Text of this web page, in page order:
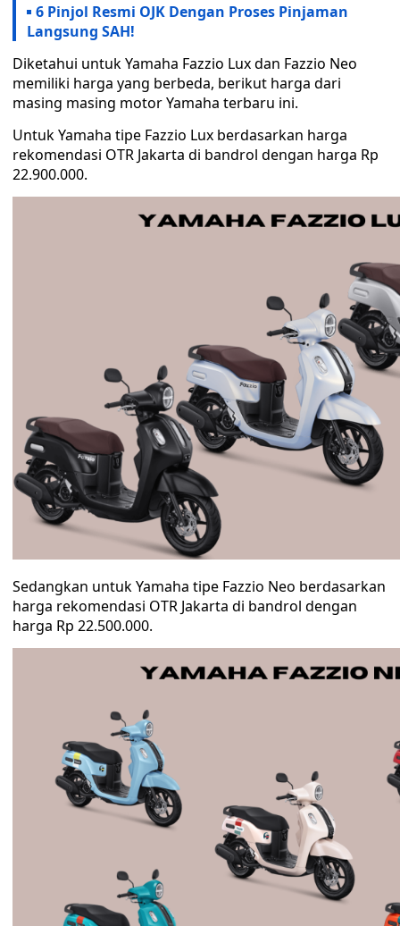
6 Pinjol Resmi OJK Dengan Proses Pinjaman
Langsung SAH!
Diketahui untuk Yamaha Fazzio Lux dan Fazzio Neo
memiliki harga yang berbeda, berikut harga dari
masing masing motor Yamaha terbaru ini.
Untuk Yamaha tipe Fazzio Lux berdasarkan harga
rekomendasi OTR Jakarta di bandrol dengan harga Rp
22.900.000.
Sedangkan untuk Yamaha tipe Fazzio Neo berdasarkan
harga rekomendasi OTR Jakarta di bandrol dengan
harga Rp 22.500.000.